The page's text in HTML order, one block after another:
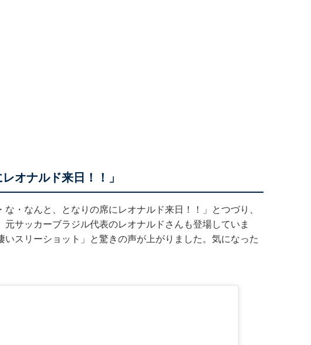
オナルド来日！！」
・なんと、となりの席にレオナルド来日！！」とつづり、
サッカーブラジル代表のレオナルドさんも登場していま
スリーショット」と驚きの声が上がりました。気になった